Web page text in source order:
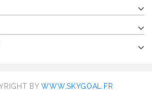
BYWWW.SKYGOAL.FR